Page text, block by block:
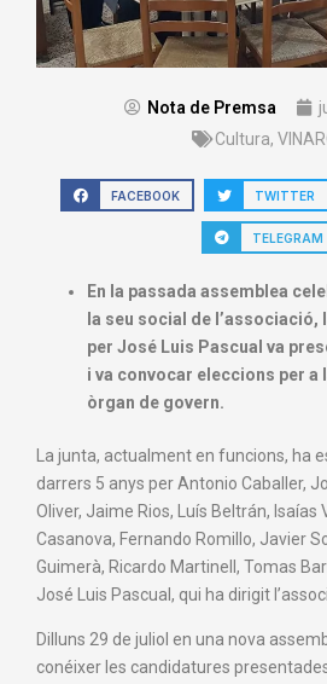
Nota de Premsa
Cultura,
FACEBOOK TWITTER
TELEGRAM
En la passada assemblea
la seu social de l’associació,
per José Luis Pascual va
i va convocar eleccions per a
òrgan de govern.
La junta, actualment en funcions, ha
darrers 5 anys per Antonio Caballer,
Oliver, Jaime Rios, Luís Beltrán, Isaías
Casanova, Fernando Romillo, Javier
Guimerà, Ricardo Martinell, Tomas
José Luis Pascual, qui ha dirigit
Dilluns 29 de juliol en una nova
conéixer les candidatures